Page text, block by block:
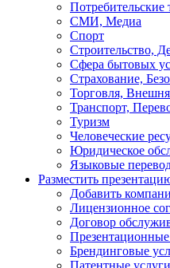
Потребительские
СМИ, Медиа
Спорт
Строительство,
Сфера бытовых
Страхование,
Торговля,
Транспорт,
Туризм
Человеческие
Юридическое
Языковые
Разместить
Добавить
Лицензионное
Договор
Презентационные
Брендинговые
Патентные услуги